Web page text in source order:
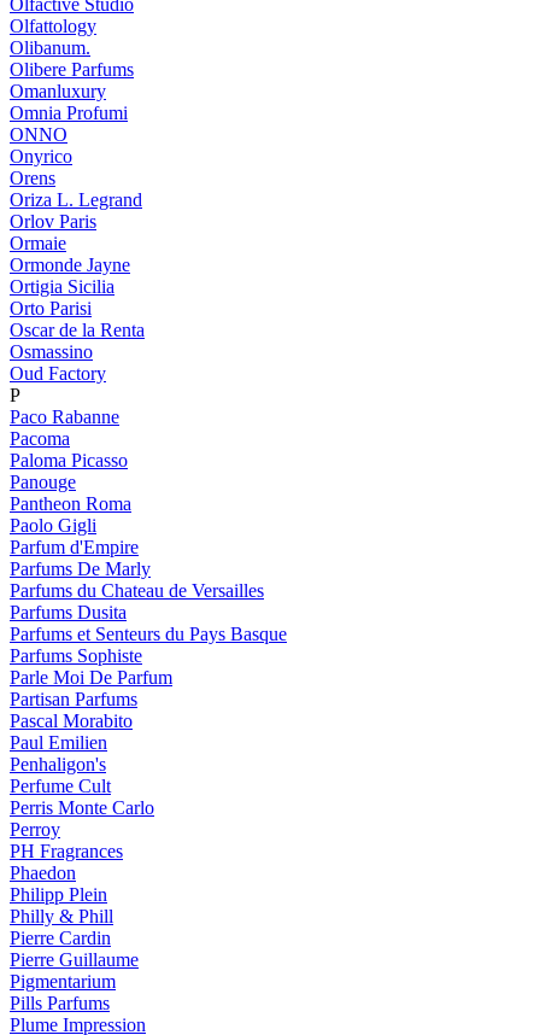
Olfactive Studio
Olfattology
Olibanum.
Olibere Parfums
Omanluxury
Omnia Profumi
ONNO
Onyrico
Orens
Oriza L. Legrand
Orlov Paris
Ormaie
Ormonde Jayne
Ortigia Sicilia
Orto Parisi
Oscar de la Renta
Osmassino
Oud Factory
P
Paco Rabanne
Pacoma
Paloma Picasso
Panouge
Pantheon Roma
Paolo Gigli
Parfum d'Empire
Parfums De Marly
Parfums du Chateau de Versailles
Parfums Dusita
Parfums et Senteurs du Pays Basque
Parfums Sophiste
Parle Moi De Parfum
Partisan Parfums
Pascal Morabito
Paul Emilien
Penhaligon's
Perfume Cult
Perris Monte Carlo
Perroy
PH Fragrances
Phaedon
Philipp Plein
Philly & Phill
Pierre Cardin
Pierre Guillaume
Pigmentarium
Pills Parfums
Plume Impression